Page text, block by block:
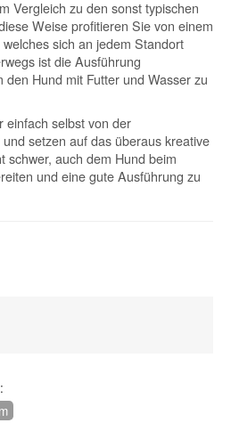
Vergleich zu den sonst typischen
Weise profitieren Sie von einem
sich an jedem Standort
ist die Ausführung
Hund mit Futter und Wasser zu
einfach selbst von der
setzen auf das überaus kreative
schwer, auch dem Hund beim
und eine gute Ausführung zu